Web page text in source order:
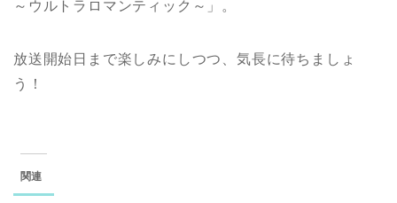
～ウルトラロマンティック～」。
放送開始日まで楽しみにしつつ、気長に待ちましょ
う！
関連